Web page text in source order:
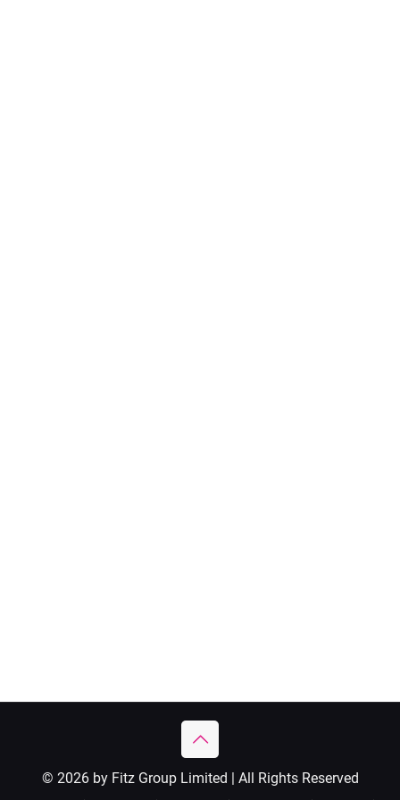
© 2026 by Fitz Group Limited | All Rights Reserved